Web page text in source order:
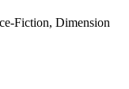
Fiction, Dimension